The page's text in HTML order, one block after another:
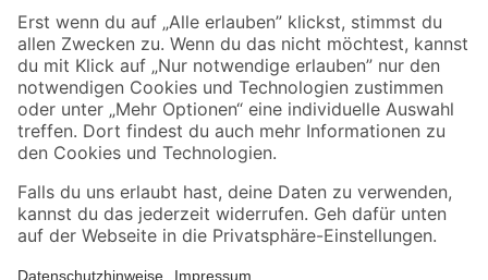
Sicher einkaufen
Jetzt die toom-App herunterladen
Alle Preisangaben in EUR inkl. gesetzl. MwSt.. Die dargestellten Angebote sind unter
Umständen nicht in allen Märkten verfügbar. Die angegebenen Verfügbarkeiten beziehen
Produkte nur solange der Vorrat reicht.